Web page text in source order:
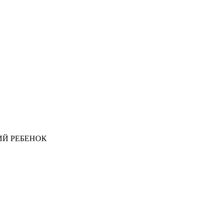
РЕБЕНОК